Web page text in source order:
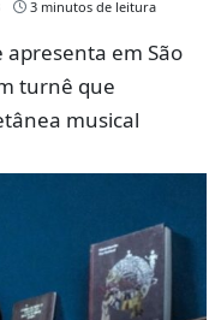
3 minutos de leitura
apresenta em São
turnê que
musical